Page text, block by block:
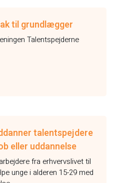
til grundlægger
Talentspejderne
talentspejdere
eller uddannelse
fra erhvervslivet til
unge i alderen 15-29 med